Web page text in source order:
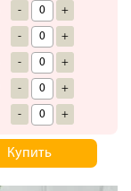
- +
- +
- +
- +
- +
Купить